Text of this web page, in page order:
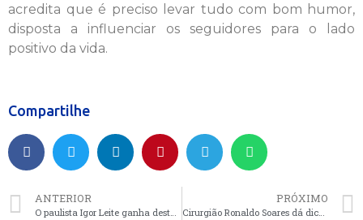
acredita que é preciso levar tudo com bom humor,
disposta a influenciar os seguidores para o lado
positivo da vida.
Compartilhe
ANTERIOR
O paulista Igor Leite ganha destaque no mundo da moda, por seu estilo único
PRÓXIMO
Cirurgião Ronaldo Soares dá dicas para evitar deformidades nas orelhas